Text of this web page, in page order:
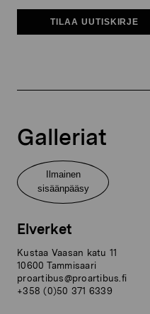
TILAA UUTISKIRJE
Galleriat
Ilmainen
sisäänpääsy
Elverket
Kustaa Vaasan katu 11
10600 Tammisaari
proartibus@proartibus.fi
+358 (0)50 371 6339